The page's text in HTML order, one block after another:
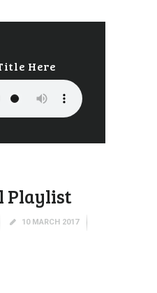
Here
Playlist
10 MARCH 2017